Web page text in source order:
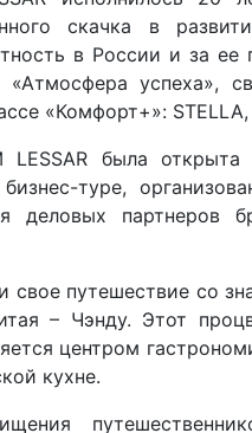
скачка в
в России и за ее
успеха»,
«Комфорт+»: STELLA,
LESSAR была
туре,
партнеров
свое путешествие со
– Чэнду. Этот
центром
кухне.